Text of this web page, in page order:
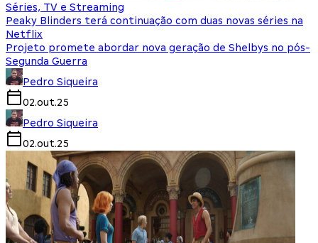
Séries, TV e Streaming
Peaky Blinders terá continuação com duas novas séries na
Netflix
Projeto promete abordar nova geração de Shelbys no pós-
Segunda Guerra
Pedro Siqueira
02.out.25
Pedro Siqueira
02.out.25